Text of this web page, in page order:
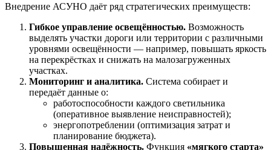
Внедрение АСУНО даёт ряд стратегических преимуществ:
Гибкое управление освещённостью. Возможность
выделять участки дороги или территории с различными
уровнями освещённости — например, повышать яркость
на перекрёстках и снижать на малозагруженных
участках.
Мониторинг и аналитика. Система собирает и
передаёт данные о:
работоспособности каждого светильника
(оперативное выявление неисправностей);
энергопотреблении (оптимизация затрат и
планирование бюджета).
Повышенная надёжность. Функция «мягкого старта»